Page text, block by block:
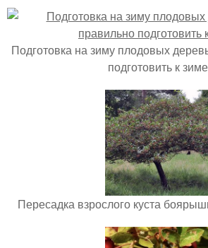
Подготовка на зиму плодовых
подготовить к зиме
Пересадка взрослого куста